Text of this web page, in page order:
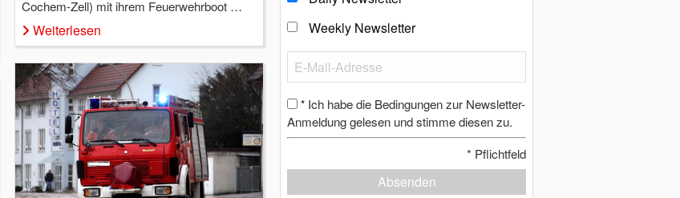
Cochem-Zell) mit ihrem Feuerwehrboot …
Weiterlesen
Weekly Newsletter
* Ich habe die Bedingungen zur Newsletter-
Anmeldung gelesen und stimme diesen zu.
* Pflichtfeld
Absenden